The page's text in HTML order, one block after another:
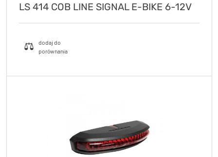
LS 414 COB LINE SIGNAL E-BIKE 6-12V